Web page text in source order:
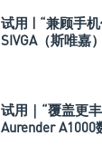
试用 | “兼顾手
SIVGA（斯唯嘉
试用｜“覆盖更
Aurender